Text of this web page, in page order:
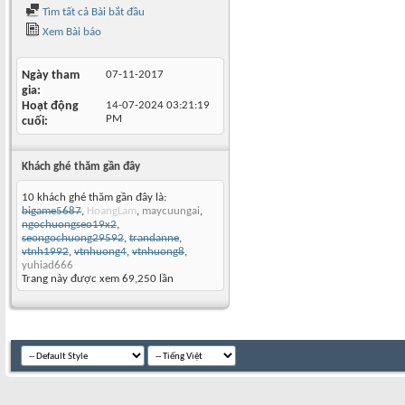
Tìm tất cả Bài bắt đầu
Xem Bài báo
Ngày tham
gia
07-11-2017
Hoạt động
cuối
14-07-2024 03:21:19
PM
Khách ghé thăm gần đây
10 khách ghé thăm gần đây là:
bigame5687, HoangLam, maycuungai,
ngochuongseo19x2,
seongochuong29592, trandanne,
vtnh1992, vtnhuong4, vtnhuong8,
yuhiad666
Trang này được xem 69,250 lần